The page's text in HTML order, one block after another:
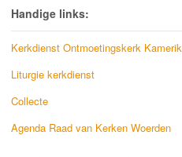
Handige links:
Kerkdienst Ontmoetingskerk Kamerik
Liturgie kerkdienst
Collecte
Agenda Raad van Kerken Woerden